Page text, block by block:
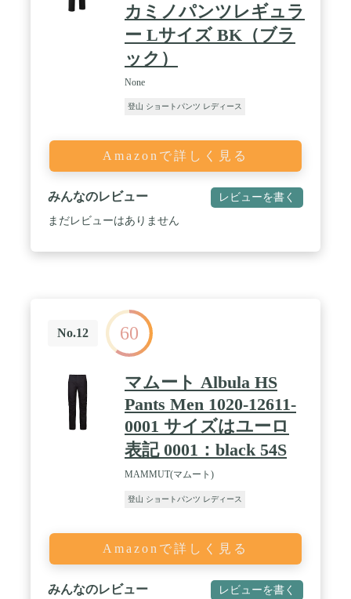
カミノパンツレギュラ
ー Lサイズ BK（ブラ
ック）
None
登山 ショートパンツ レディース
Amazonで詳しく見る
みんなのレビュー レビューを書く
まだレビューはありません
No.12 60
マムート Albula HS
Pants Men 1020-12611-
0001 サイズはユーロ
表記 0001：black 54S
MAMMUT(マムート)
登山 ショートパンツ レディース
Amazonで詳しく見る
みんなのレビュー レビューを書く